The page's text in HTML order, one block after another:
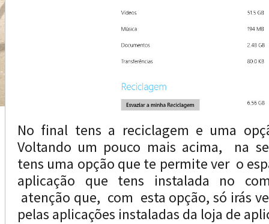
No final tens a reciclagem e uma
Voltando um pouco mais acima, na
tens uma opção que te permite ver o
aplicação que tens instalada no
atenção que, com esta opção, só irás
pelas aplicações instaladas da loja de